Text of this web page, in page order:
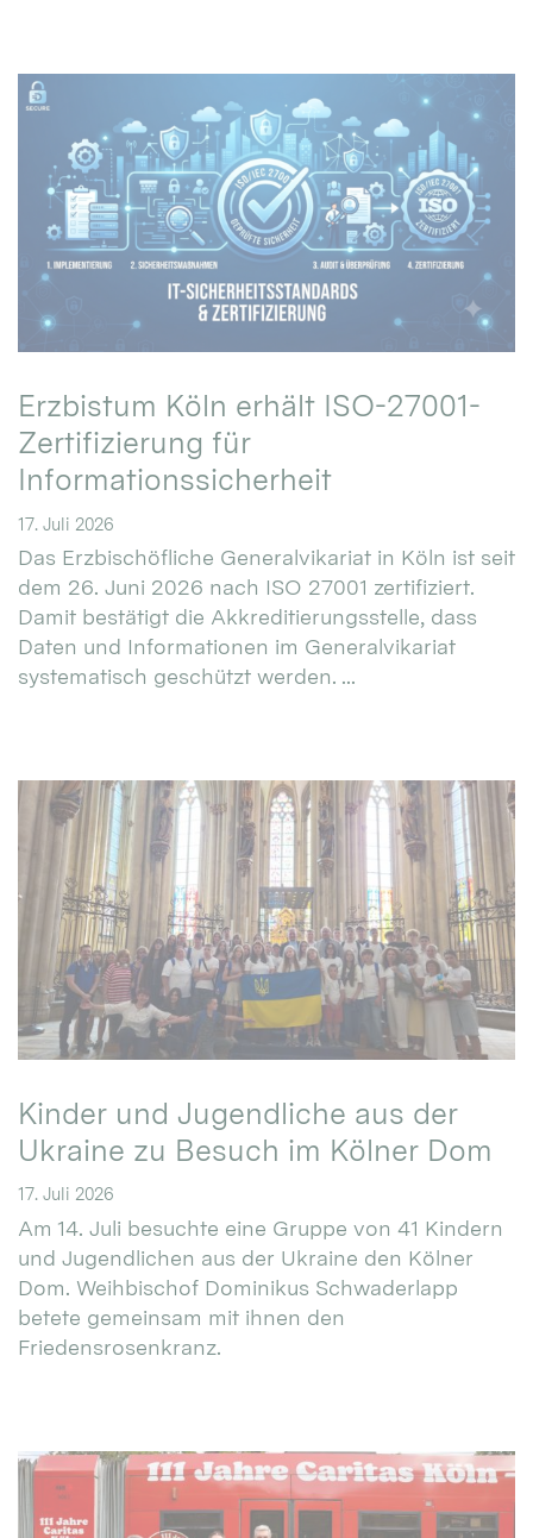
Erzbistum Köln erhält ISO-27001-
Zertifizierung für
Informationssicherheit
17. Juli 2026
Das Erzbischöfliche Generalvikariat in Köln ist seit
dem 26. Juni 2026 nach ISO 27001 zertifiziert.
Damit bestätigt die Akkreditierungsstelle, dass
Daten und Informationen im Generalvikariat
systematisch geschützt werden. ...
Kinder und Jugendliche aus der
Ukraine zu Besuch im Kölner Dom
17. Juli 2026
Am 14. Juli besuchte eine Gruppe von 41 Kindern
und Jugendlichen aus der Ukraine den Kölner
Dom. Weihbischof Dominikus Schwaderlapp
betete gemeinsam mit ihnen den
Friedensrosenkranz.